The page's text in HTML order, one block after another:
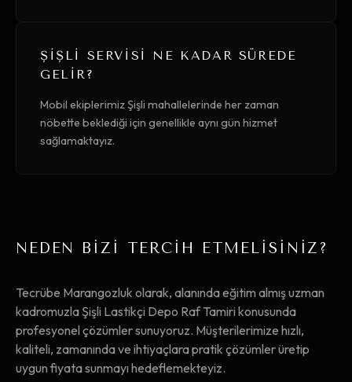
ŞIŞLI SERVISI NE KADAR SÜREDE
GELIR?
Mobil ekiplerimiz Şişli mahallelerinde her zaman
nöbette beklediği için genellikle aynı gün hizmet
sağlamaktayız.
NEDEN BİZİ TERCİH ETMELİSİNİZ?
Tecrübe Marangozluk olarak, alanında eğitim almış uzman
kadromuzla Şişli Lastikçi Depo Raf Tamiri konusunda
profesyonel çözümler sunuyoruz. Müşterilerimize hızlı,
kaliteli, zamanında ve ihtiyaçlara pratik çözümler üretip
uygun fiyata sunmayı hedeflemekteyiz.